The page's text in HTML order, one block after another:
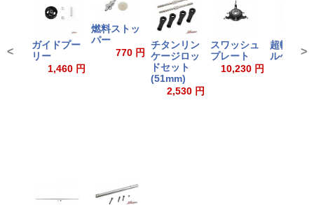
ガイドプー
リー
1,460 円
燃料ストッ
パー
770 円
チタンリン
ケージロッ
ドセット
(51mm)
2,530 円
スワッシュ
プレート
10,230 円
超軽量テ
ルケース
< >